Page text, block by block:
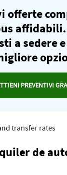
offerte
a sedere
PREVENTIVI
transfer rates
de